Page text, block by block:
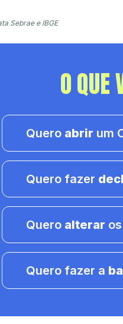
Sebrae e IBGE
O QUE
Quero abrir um
Quero fazer
Quero alterar
Quero fazer a